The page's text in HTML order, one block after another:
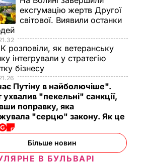
ексгумацію жертв Другої
світової. Виявили останки
розповіли, як ветеранську
інтегрували у стратегію
бізнесу
Путіну в найболючіше".
ухвалив "пекельні" санкції,
поправку, яка
"серцю" закону. Як це
Більше новин
В БУЛЬВАРІ